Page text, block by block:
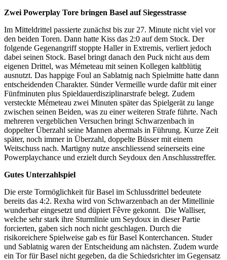
Zwei Powerplay Tore bringen Basel auf Siegesstrasse
Im Mitteldrittel passierte zunächst bis zur 27. Minute nicht viel vor
den beiden Toren. Dann hatte Kiss das 2:0 auf dem Stock. Der
folgende Gegenangriff stoppte Haller in Extremis, verliert jedoch
dabei seinen Stock. Basel bringt danach den Puck nicht aus dem
eigenen Drittel, was Mémeteau mit seinen Kollegen kaltblütig
ausnutzt. Das happige Foul an Sablatnig nach Spielmitte hatte dann
entscheidenden Charakter. Sünder Vermeille wurde dafür mit einer
Fünfminuten plus Spieldauerdisziplinarstrafe belegt. Zudem
versteckte Mémeteau zwei Minuten später das Spielgerät zu lange
zwischen seinen Beiden, was zu einer weiteren Strafe führte. Nach
mehreren vergeblichen Versuchen bringt Schwarzenbach in
doppelter Überzahl seine Mannen abermals in Führung. Kurze Zeit
später, noch immer in Überzahl, doppelte Büsser mit einem
Weitschuss nach. Martigny nutze anschliessend seinerseits eine
Powerplaychance und erzielt durch Seydoux den Anschlusstreffer.
Gutes Unterzahlspiel
Die erste Tormöglichkeit für Basel im Schlussdrittel bedeutete
bereits das 4:2. Rexha wird von Schwarzenbach an der Mittellinie
wunderbar eingesetzt und düpiert Fêvre gekonnt. Die Walliser,
welche sehr stark ihre Sturmlinie um Seydoux in dieser Partie
forcierten, gaben sich noch nicht geschlagen. Durch die
risikoreichere Spielweise gab es für Basel Konterchancen. Studer
und Sablatnig waren der Entscheidung am nächsten. Zudem wurde
ein Tor für Basel nicht gegeben, da die Schiedsrichter im Gegensatz